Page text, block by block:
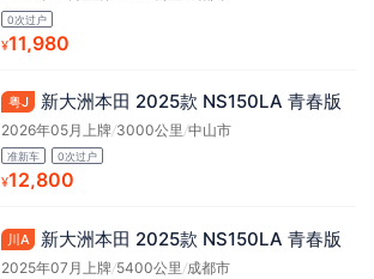
0次过户
¥11,980
粤J 新大洲本田 2025款 NS150LA 青春版
2026年05月上牌/3000公里/中山市
准新车 0次过户
¥12,800
川A 新大洲本田 2025款 NS150LA 青春版
2025年07月上牌/5400公里/成都市